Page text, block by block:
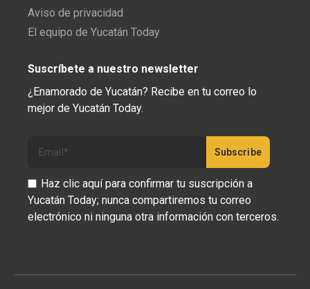
Aviso de privacidad
El equipo de Yucatán Today
Suscríbete a nuestro newsletter
¿Enamorado de Yucatán? Recibe en tu correo lo
mejor de Yucatán Today.
Haz clic aquí para confirmar tu suscripción a
Yucatán Today; nunca compartiremos tu correo
electrónico ni ninguna otra información con terceros.